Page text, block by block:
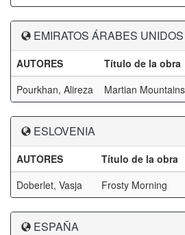
EMIRATOS ÁRABES UNIDOS
AUTORES Título de la obra
Pourkhan, Alireza
Martian
ESLOVENIA
AUTORES Título de la obra
Doberlet, Vasja
Frosty Morning
ESPAÑA